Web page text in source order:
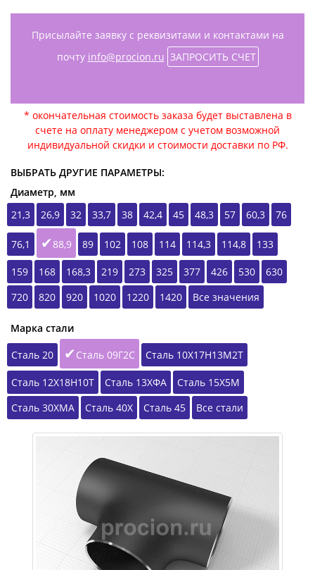
Присылайте заявку с реквизитами и контактами на
почту info@procion.ru ЗАПРОСИТЬ СЧЕТ
* окончательная стоимость заказа будет выставлена в
счете на оплату менеджером с учетом возможной
индивидуальной скидки и стоимости доставки по РФ.
ВЫБРАТЬ ДРУГИЕ ПАРАМЕТРЫ:
Диаметр, мм
21,3
26,9 32 33,7 38 42,4 45 48,3 57 60,3 76
76,1 88,9 89 102 108 114 114,3 114,8 133
159 168 168,3 219 273 325 377 426 530
630
720
820 920 1020 1220 1420 Все значения
Марка стали
Сталь 20
Сталь 09Г2С Сталь 10Х17Н13М2Т
Сталь 12Х18Н10Т Сталь 13ХФА
Сталь 15Х5М
Сталь 30ХМА
Сталь 40Х Сталь 45 Все стали